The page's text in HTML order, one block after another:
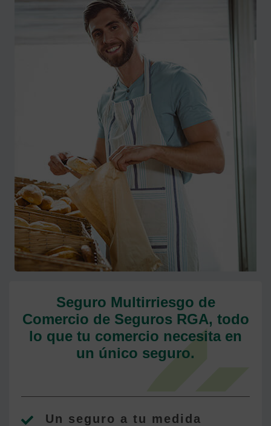
Seguro Multirriesgo de
Comercio de Seguros RGA, todo
lo que tu comercio necesita en
un único seguro.
Un seguro a tu medida